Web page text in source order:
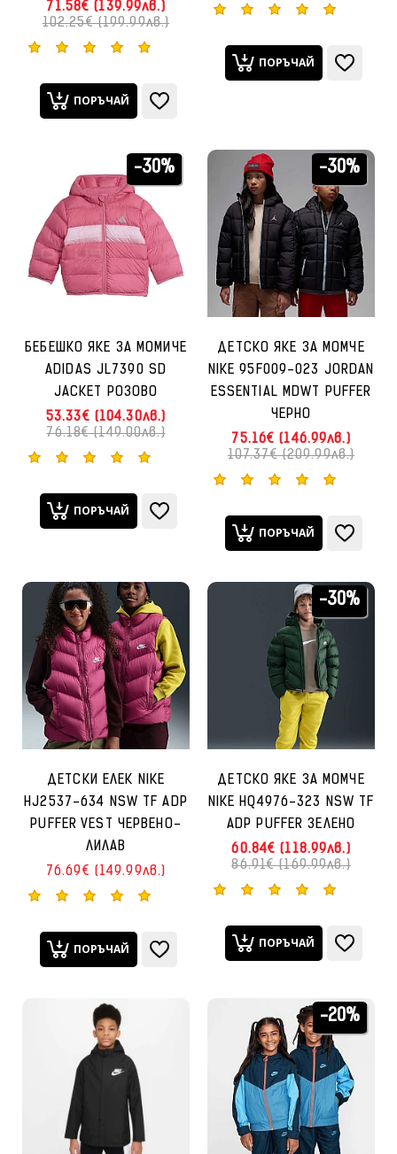
71.58€ (139.99лв.)
102.25€ (199.99лв.)
ПОРЪЧАЙ
ПОРЪЧАЙ
-30%
БЕБЕШКО ЯКЕ ЗА МОМИЧЕ
ADIDAS JL7390 SD
JACKET РОЗОВО
53.33€ (104.30лв.)
76.18€ (149.00лв.)
ПОРЪЧАЙ
-30%
ДЕТСКО ЯКЕ ЗА МОМЧЕ
NIKE 95F009-023 JORDAN
ESSENTIAL MDWT PUFFER
ЧЕРНО
75.16€ (146.99лв.)
107.37€ (209.99лв.)
ПОРЪЧАЙ
ДЕТСКИ ЕЛЕК NIKE
HJ2537-634 NSW TF ADP
PUFFER VEST ЧЕРВЕНО-
ЛИЛАВ
76.69€ (149.99лв.)
ПОРЪЧАЙ
-30%
ДЕТСКО ЯКЕ ЗА МОМЧЕ
NIKE HQ4976-323 NSW TF
ADP PUFFER ЗЕЛЕНО
60.84€ (118.99лв.)
86.91€ (169.99лв.)
ПОРЪЧАЙ
-20%